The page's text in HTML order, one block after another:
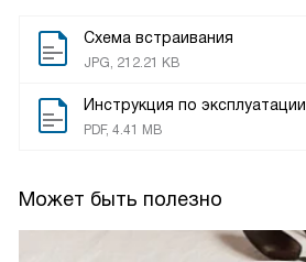
Схема встраивания
JPG, 212.21 KB
Инструкция по эксплуатации
PDF, 4.41 MB
Может быть полезно